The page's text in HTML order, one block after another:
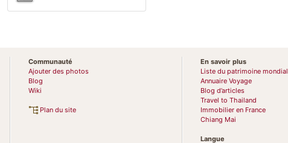
Communauté
Ajouter des photos
Blog
Wiki
Plan du site
En savoir plus
Liste du patrimoine mondial
Annuaire Voyage
Blog d’articles
Travel to Thailand
Immobilier en France
Chiang Mai
Langue